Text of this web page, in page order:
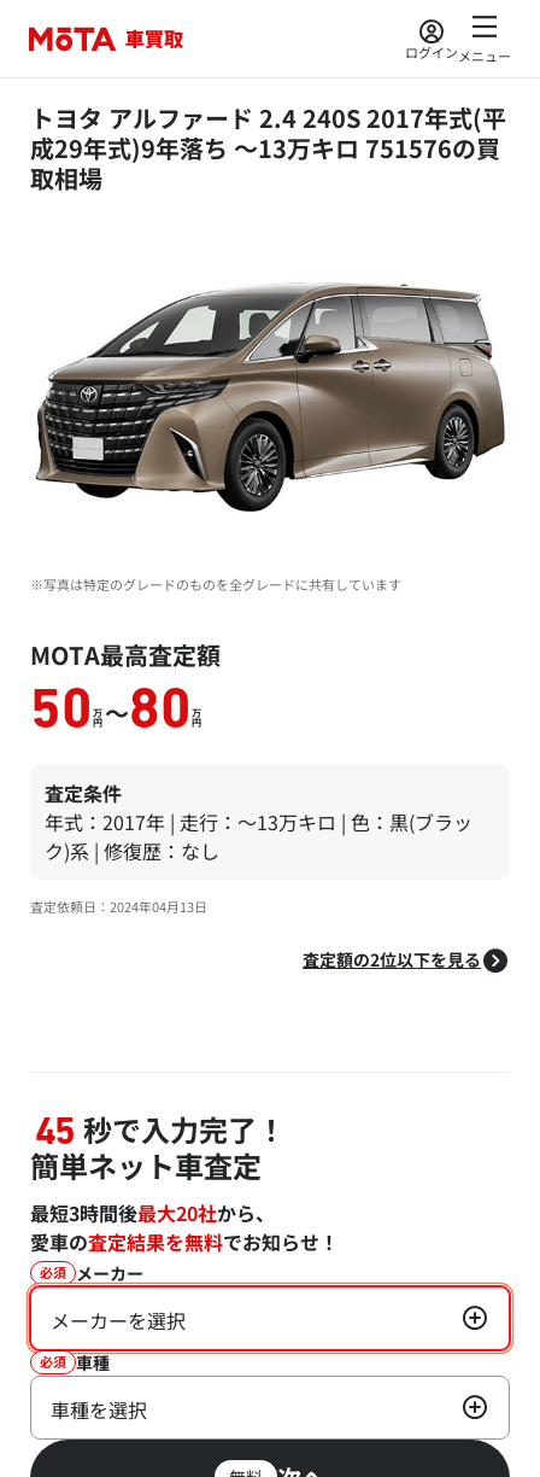
ログインメニュー
トヨタ アルファード 2.4 240S 2017年式(平
成29年式)9年落ち ～13万キロ 751576の買
取相場
※写真は特定のグレードのものを全グレードに共有しています
MOTA最高査定額
50 万
円 ～80 万
円
査定条件
年式：2017年 | 走行：～13万キロ | 色：黒(ブラッ
ク)系 | 修復歴：なし
査定依頼日：2024年04月13日
査定額の2位以下を見る
45 秒で入力完了！
簡単ネット車査定
最短3時間後最大20社から、
愛車の査定結果を無料でお知らせ！
必須 メーカー
メーカーを選択
必須 車種
車種を選択